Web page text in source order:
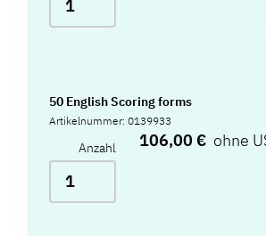
50 English Scoring forms
Artikelnummer: 0139933
Anzahl 106,00 €